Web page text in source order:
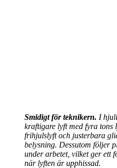
Smidigt för teknikern. I
kraftigare lyft med fyra tons
frihjulslyft och justerbara
belysning. Dessutom följer
under arbetet, vilket ger ett
när lyften är upphissad.